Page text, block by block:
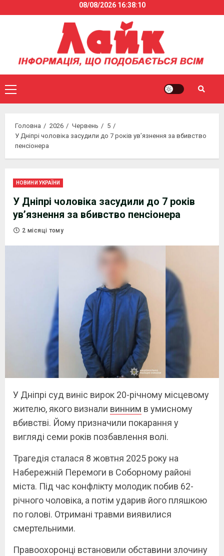
to
08/08/2026 16:38:10
Primary
Menu
Головна 2026 Червень
5
У Дніпрі чоловіка засудили до 7 років ув’язнення за вбивство
пенсіонера
НОВИНИ УКРАЇНИ
У Дніпрі чоловіка засудили до 7 років
ув’язнення за вбивство пенсіонера
2 місяці тому
У Дніпрі суд виніс вирок 20-річному місцевому
жителю, якого визнали винним в умисному
вбивстві. Йому призначили покарання у
вигляді семи років позбавлення волі.
Трагедія сталася 8 жовтня 2025 року на
Набережній Перемоги в Соборному районі
міста. Під час конфлікту молодик побив 62-
річного чоловіка, а потім ударив його пляшкою
по голові. Отримані травми виявилися
смертельними.
Правоохоронці встановили обставини злочину